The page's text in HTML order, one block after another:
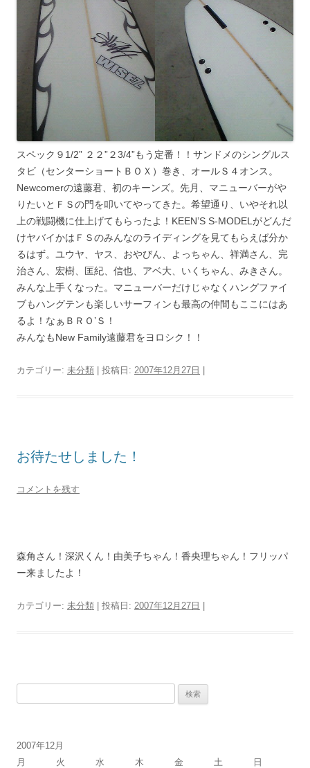
スペック９1/2” ２２”２3/4”もう定番！！サンドメのシングルス
タビ（センターショートＢＯＸ）巻き、オールＳ４オンス。
Newcomerの遠藤君、初のキーンズ。先月、マニューバーがや
りたいとＦＳの門を叩いてやってきた。希望通り、いやそれ以
上の戦闘機に仕上げてもらったよ！KEEN’S S-MODELがどんだ
けヤバイかはＦＳのみんなのライディングを見てもらえば分か
るはず。ユウヤ、ヤス、おやびん、よっちゃん、祥満さん、完
治さん、宏樹、匡紀、信也、アベ大、いくちゃん、みきさん。
みんな上手くなった。マニューバーだけじゃなくハングファイ
ブもハングテンも楽しいサーフィンも最高の仲間もここにはあ
るよ！なぁＢＲＯ’Ｓ！
みんなもNew Family遠藤君をヨロシク！！
カテゴリー: 未分類 | 投稿日: 2007年12月27日
お待たせしました！
コメントを残す
森角さん！深沢くん！由美子ちゃん！香央理ちゃん！フリッパ
ー来ましたよ！
カテゴリー: 未分類 | 投稿日: 2007年12月27日
2007年12月
月
火 水 木 金 土
日